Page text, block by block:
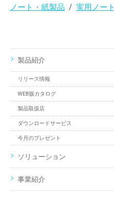
ノート・紙製品 実用ノート
製品紹介
リリース情報
WEB版カタログ
製品取扱店
ダウンロードサービス
今月のプレゼント
ソリューション
事業紹介